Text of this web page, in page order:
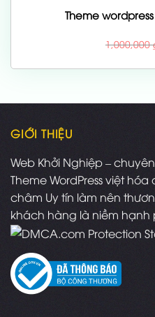
Theme
1,000,000
GIỚI THIỆU
Web Khởi Nghiệp –
Theme WordPress việt
châm Uy tín làm nên
khách hàng là niềm